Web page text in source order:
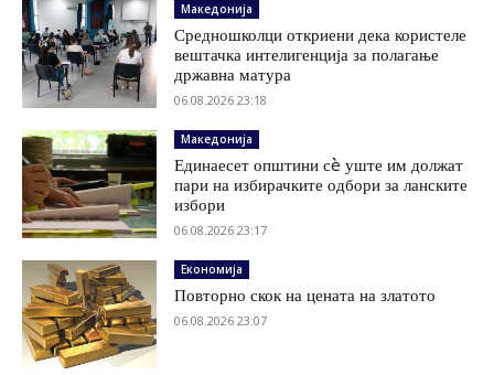
Македонија
Средношколци откриени дека користеле
вештачка интелигенција за полагање
државна матура
06.08.2026 23:18
Македонија
Единаесет општини сè уште им должат
пари на избирачките одбори за ланските
избори
06.08.2026 23:17
Економија
Повторно скок на цената на златото
06.08.2026 23:07